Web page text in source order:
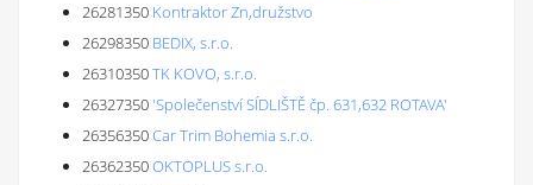
26281350 Kontraktor Zn,družstvo
26298350 BEDIX, s.r.o.
26310350TK KOVO, s.r.o.
26327350'Společenství SÍDLIŠTĚ čp. 631,632 ROTAVA'
26356350Car Trim Bohemia s.r.o.
26362350OKTOPLUS s.r.o.